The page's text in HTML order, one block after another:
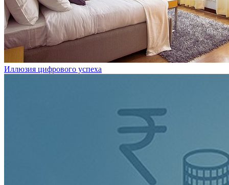
Иллюзия цифрового успеха